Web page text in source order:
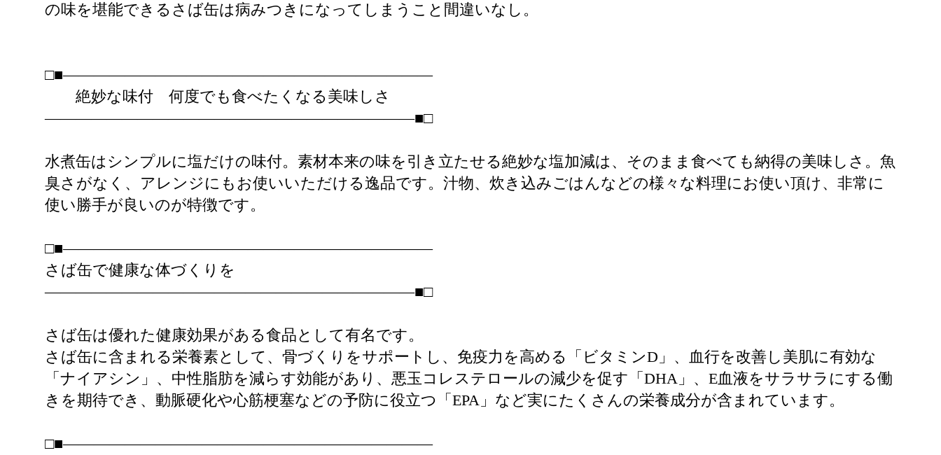
の味を堪能できるさば缶は病みつきになってしまうこと間違いなし。
□■――――――――――――――――――――――――
絶妙な味付 何度でも食べたくなる美味しさ
――――――――――――――――――――――――■□
水煮缶はシンプルに塩だけの味付。素材本来の味を引き立たせる絶妙な塩加減は、そのまま食べても納得の美味しさ。魚
臭さがなく、アレンジにもお使いいただける逸品です。汁物、炊き込みごはんなどの様々な料理にお使い頂け、非常に
使い勝手が良いのが特徴です。
□■――――――――――――――――――――――――
さば缶で健康な体づくりを
――――――――――――――――――――――――■□
さば缶は優れた健康効果がある食品として有名です。
さば缶に含まれる栄養素として、骨づくりをサポートし、免疫力を高める「ビタミンD」、血行を改善し美肌に有効な
「ナイアシン」、中性脂肪を減らす効能があり、悪玉コレステロールの減少を促す「DHA」、E血液をサラサラにする働
きを期待でき、動脈硬化や心筋梗塞などの予防に役立つ「EPA」など実にたくさんの栄養成分が含まれています。
□■――――――――――――――――――――――――